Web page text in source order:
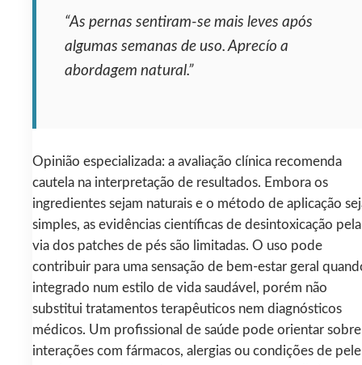
“As pernas sentiram-se mais leves após
algumas semanas de uso. Aprecío a
abordagem natural.”
Opinião especializada: a avaliação clínica recomenda
cautela na interpretação de resultados. Embora os
ingredientes sejam naturais e o método de aplicação
simples, as evidências científicas de desintoxicação pela
via dos patches de pés são limitadas. O uso pode
contribuir para uma sensação de bem-estar geral
integrado num estilo de vida saudável, porém não
substitui tratamentos terapêuticos nem diagnósticos
médicos. Um profissional de saúde pode orientar sobre
interações com fármacos, alergias ou condições de pele